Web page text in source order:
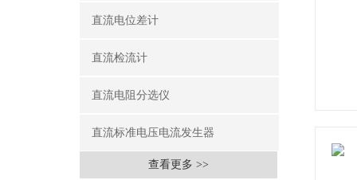
直流电位差计
直流检流计
直流电阻分选仪
直流标准电压电流发生器
查看更多 >>